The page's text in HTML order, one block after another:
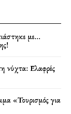
με…
νύχτα: Ελαφρές
«Τουρισμός για